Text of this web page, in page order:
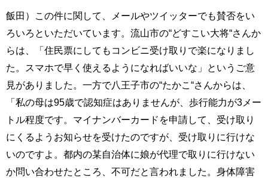
飯田）この件に関して、メールやツイッターでも賛否をい
ろいろといただいています。流山市の“どすこい大将“さんか
らは、「住民票にしてもコンビニ受け取りで楽になりまし
た。スマホで早く使えるようになればいいな」というご意
見がありました。一方で八王子市の“たかこ“さんからは、
「私の母は95歳で認知症はありませんが、歩行能力が3メー
トル程度です。マイナンバーカードを申請して、受け取り
にくるようお知らせを受けたのですが、受け取りに行けな
いのですよ。都内の某自治体に娘が代理で取りに行けない
か問い合わせたところ、不可だと言われました。身体障害